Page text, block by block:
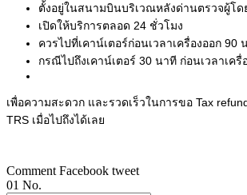
ตั้งอยู่ในสนามบินบริเวณหลังด่านตรวจผู้โด
เปิดให้บริการตลอด 24 ชั่วโมง
ควรไปที่เคาน์เตอร์ก่อนเวลาเครื่องออก 90
กรณีไปถึงเคาน์เตอร์ 30 นาที ก่อนเวลาเค
เพื่อความสะดวก และรวดเร็วในการขอ Tax
TRS เมื่อไปถึงได้เลย
Comment Facebook tweet
01 No.